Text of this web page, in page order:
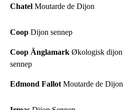
ChatelMoutarde de Dijon
CoopDijon sennep
Coop ÄnglamarkØkologisk dijon
sennep
Edmond FallotMoutarde de Dijon